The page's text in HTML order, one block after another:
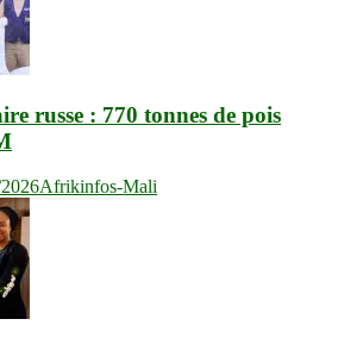
russe : 770 tonnes de pois
Afrikinfos-Mali